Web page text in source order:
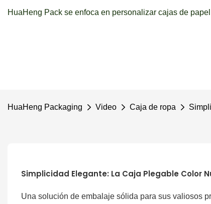
HuaHeng Pack se enfoca en personalizar cajas de
HuaHeng Packaging Video Caja de ropa
Simplicidad Elegante: La Caja Plegable Color
Una solución de embalaje sólida para sus valiosos